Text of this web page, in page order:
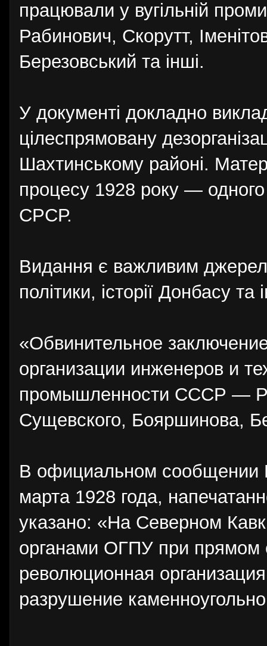
працювали у вугільній
Рабинович, Скорутт,
Березовський та інші.
У документі докладно
цілеспрямовану
Шахтинському районі.
процесу 1928 року —
СРСР.
Видання є важливим
політики, історії Донбасу та
«Обвинительное
организации инженеров и
промышленности СССР —
Сущевского, Бояршинова,
В официальном сообщении
марта 1928 года,
указано: «На Северном
органами ОГПУ при прямом
революционная
разрушение